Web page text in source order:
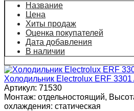
Название
Цена
Хиты продаж
Оценка покупателей
Дата добавления
В наличии
Холодильник Electrolux ERF 3301
Артикул: 71530
Монтаж: отдельностоящий,
охлаждения: статическая